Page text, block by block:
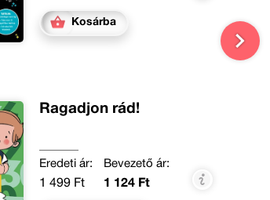
Kosárba
Ragadjon rád!
Eredeti ár:
1 499 Ft
Bevezető ár:
1 124 Ft